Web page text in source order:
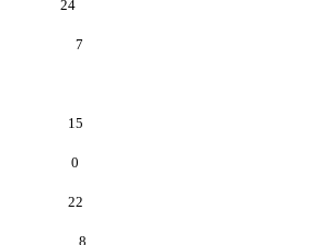
24
7
15
0
22
8